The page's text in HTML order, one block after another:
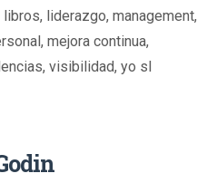
libros, liderazgo, management,
, mejora continua,
, visibilidad, yo sl